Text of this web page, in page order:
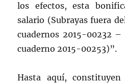
los efectos, esta
salario (Subrayas fuera
cuadernos 2015-00232
cuaderno 2015-00253)”.
Hasta aquí, constituyen